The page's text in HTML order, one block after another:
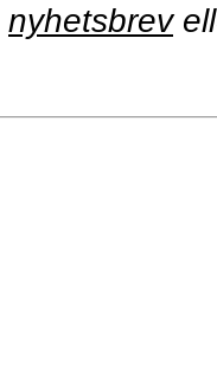
nyhetsbrev